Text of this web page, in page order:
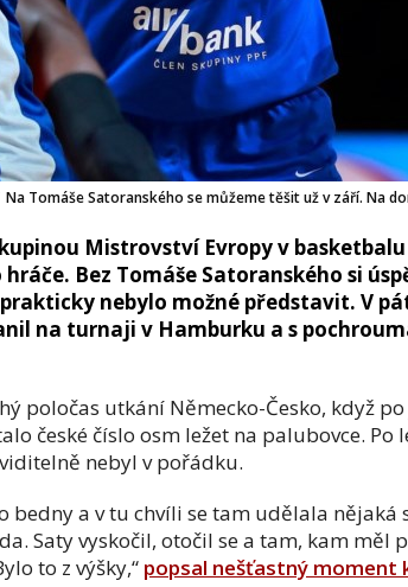
Na Tomáše Satoranského se můžeme těšit už v září. Na
Mistrovství Evropy v
Bez Tomáše Satoranského si
nebylo možné představit. V
na turnaji v Hamburku a s
poločas utkání Německo-Česko, když
české číslo osm ležet na palubovce. Po
nebyl v pořádku.
bedny a v tu chvíli se tam udělala nějaká
Saty vyskočil, otočil se a tam, kam měl
to z výšky,“ popsal nešťastný moment